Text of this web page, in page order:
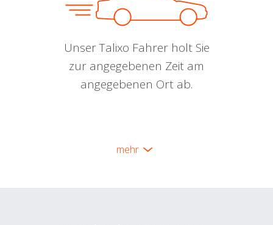
Unser Talixo Fahrer holt Sie
zur angegebenen Zeit am
angegebenen Ort ab.
mehr